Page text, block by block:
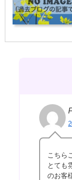
こちら
とても
のお客